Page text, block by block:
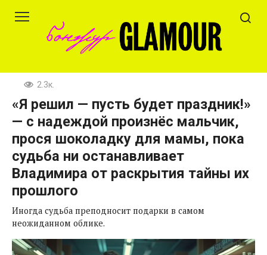
2.3к.
«Я решил — пусть будет праздник!»
— с надеждой произнёс мальчик,
прося шоколадку для мамы, пока
судьба ни останавливает
Владимира от раскрытия тайны их
прошлого
Иногда судьба преподносит подарки в самом
неожиданном облике.